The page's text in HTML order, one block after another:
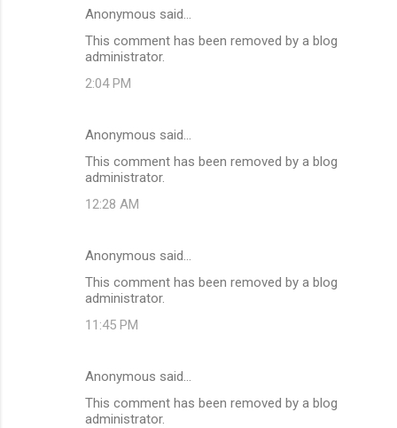
Anonymous said…
This comment has been removed by a blog
administrator.
2:04 PM
Anonymous said…
This comment has been removed by a blog
administrator.
12:28 AM
Anonymous said…
This comment has been removed by a blog
administrator.
11:45 PM
Anonymous said…
This comment has been removed by a blog
administrator.